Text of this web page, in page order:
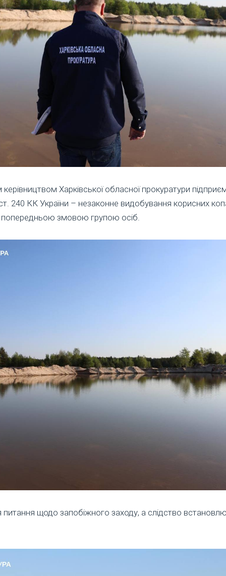
Харківської обласної прокуратури
240 КК України – незаконне видобування корисних
попередньою змовою групою осіб.
питання щодо запобіжного заходу, а слідство